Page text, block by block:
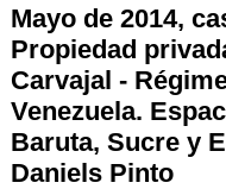
Mayo de 2014,
Propiedad
Carvajal -
Venezuela.
Baruta, Sucre y
Daniels Pinto